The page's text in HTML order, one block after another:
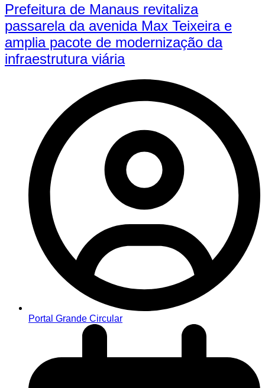
Prefeitura de Manaus revitaliza
passarela da avenida Max Teixeira e
amplia pacote de modernização da
infraestrutura viária
Portal Grande Circular